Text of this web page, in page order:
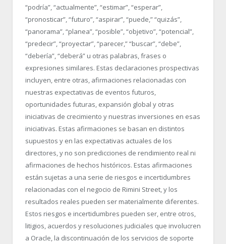
“podría”, “actualmente”, “estimar”, “esperar”,
“pronosticar”, “futuro”, “aspirar”, “puede,” “quizás”,
“panorama”, “planea”, “posible”, “objetivo”, “potencial”,
“predecir”, “proyectar”, “parecer,” “buscar”, “debe”,
“debería”, “deberá” u otras palabras, frases o
expresiones similares. Estas declaraciones prospectivas
incluyen, entre otras, afirmaciones relacionadas con
nuestras expectativas de eventos futuros,
oportunidades futuras, expansión global y otras
iniciativas de crecimiento y nuestras inversiones en esas
iniciativas. Estas afirmaciones se basan en distintos
supuestos y en las expectativas actuales de los
directores, y no son predicciones de rendimiento real ni
afirmaciones de hechos históricos. Estas afirmaciones
están sujetas a una serie de riesgos e incertidumbres
relacionadas con el negocio de Rimini Street, y los
resultados reales pueden ser materialmente diferentes.
Estos riesgos e incertidumbres pueden ser, entre otros,
litigios, acuerdos y resoluciones judiciales que involucren
a Oracle, la discontinuación de los servicios de soporte